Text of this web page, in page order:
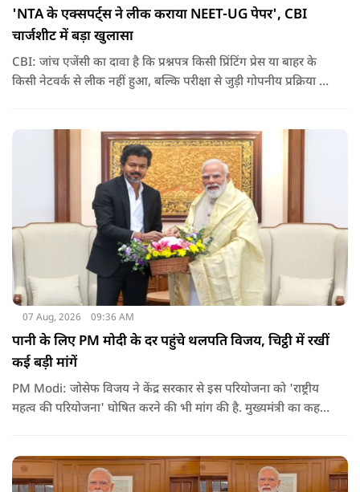
'NTA के एक्सपर्ट्स ने लीक कराया NEET-UG पेपर', CBI
चार्जशीट में बड़ा खुलासा
CBI: जांच एजेंसी का दावा है कि प्रश्नपत्र किसी प्रिंटिंग प्रेस या बाहर के
किसी नेटवर्क से लीक नहीं हुआ, बल्कि परीक्षा से जुड़ी गोपनीय प्रक्रिया में
07 Aug, 2026 09:36 AM
पानी के लिए PM मोदी के दर पहुंचे थलपति विजय, चिट्ठी में रखीं
कई बड़ी मांगें
PM Modi: जोसेफ विजय ने केंद्र सरकार से इस परियोजना को 'राष्ट्रीय
महत्व की परियोजना' घोषित करने की भी मांग की है. मुख्यमंत्री का कहना
की समस्या को काफी हद तक कम किया जा सकता है.